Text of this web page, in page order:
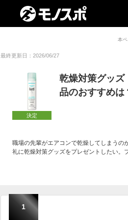
本
最終更新日：2026/06/27
決定
乾燥対策グッズ
品のおすすめは
職場の先輩がエアコンで乾燥してしまうの
礼に乾燥対策グッズをプレゼントしたい。
1